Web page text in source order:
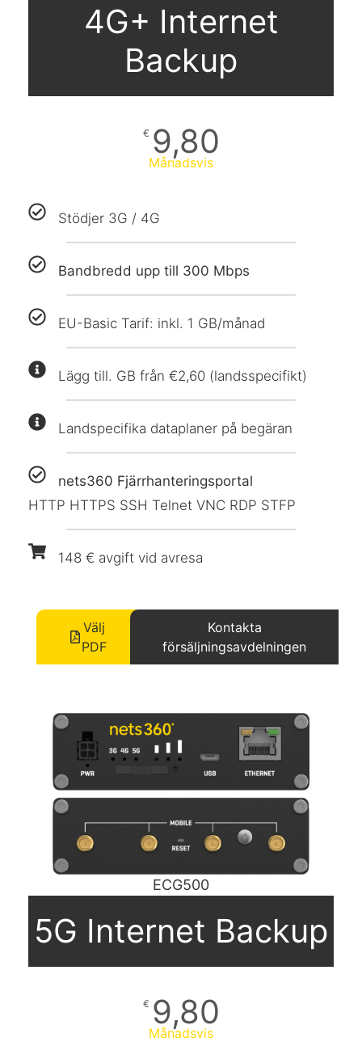
4G+ Internet
Backup
€ 9,80
Månadsvis
Stödjer 3G / 4G
Bandbredd upp till 300 Mbps
EU-Basic Tarif: inkl. 1 GB/månad
Lägg till. GB från €2,60 (landsspecifikt)
Landspecifika dataplaner på begäran
nets360 Fjärrhanteringsportal
HTTP HTTPS SSH Telnet VNC RDP STFP
148 € avgift vid avresa
Välj
PDF
Kontakta
försäljningsavdelningen
ECG500
5G Internet Backup
€ 9,80
Månadsvis